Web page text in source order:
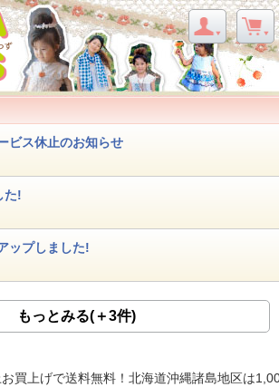
ビス休止のお知らせ
た!
ップしました!
もっとみる(＋3件)
買上げで送料無料！北海道沖縄諸島地区は